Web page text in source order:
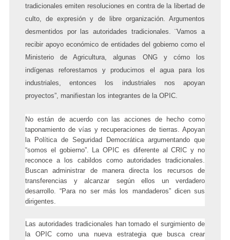
tradicionales emiten resoluciones en contra de la libertad de
culto, de expresión y de libre organización. Argumentos
desmentidos por las autoridades tradicionales. ¨Vamos a
recibir apoyo económico de entidades del gobierno como el
Ministerio de Agricultura, algunas ONG y cómo los
indígenas reforestamos y producimos el agua para los
industriales, entonces los industriales nos apoyan
proyectos”, manifiestan los integrantes de la OPIC.
No están de acuerdo con las acciones de hecho como
taponamiento de vías y recuperaciones de tierras. Apoyan
la Política de Seguridad Democrática argumentando que
“somos el gobierno”. La OPIC es diferente al CRIC y no
reconoce a los cabildos como autoridades tradicionales.
Buscan administrar de manera directa los recursos de
transferencias y alcanzar según ellos un verdadero
desarrollo. “Para no ser más los mandaderos” dicen sus
dirigentes.
Las autoridades tradicionales han tomado el surgimiento de
la OPIC como una nueva estrategia que busca crear